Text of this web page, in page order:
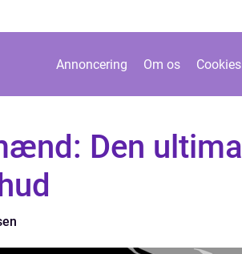
Annoncering Om os Cookies
Den